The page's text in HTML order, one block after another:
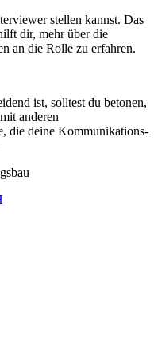
stellen kannst. Das
dir, mehr über die
an die Rolle zu erfahren.
ist, solltest du betonen,
anderen
die deine Kommunikations-